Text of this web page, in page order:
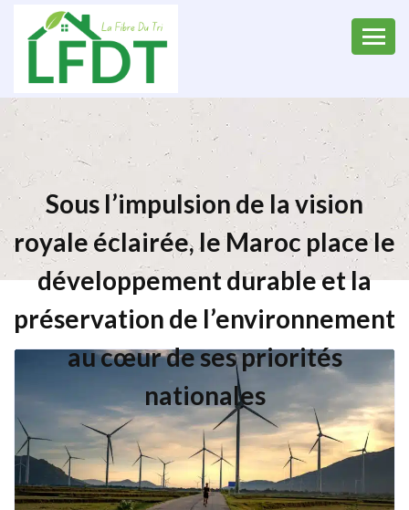
Sous l’impulsion de la vision
royale éclairée, le Maroc place le
développement durable et la
préservation de l’environnement
au cœur de ses priorités
nationales